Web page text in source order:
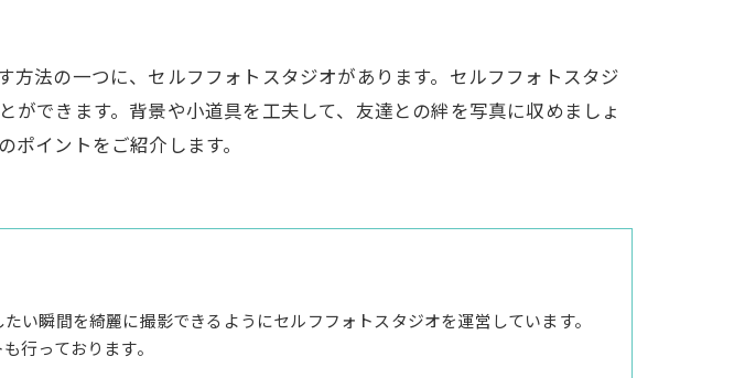
法の一つに、セルフフォトスタジオがあります。セルフフォトスタジ
できます。背景や小道具を工夫して、友達との絆を写真に収めましょ
イントをご紹介します。
い瞬間を綺麗に撮影できるようにセルフフォトスタジオを運営しています。
行っております。